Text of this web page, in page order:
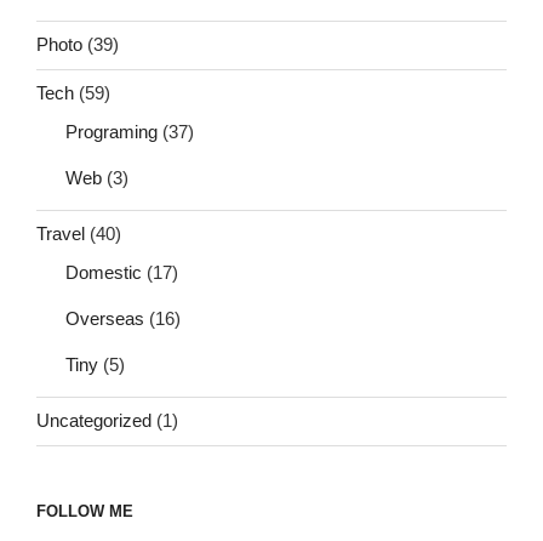
Photo (39)
Tech (59)
Programing (37)
Web (3)
Travel (40)
Domestic (17)
Overseas (16)
Tiny (5)
Uncategorized (1)
FOLLOW ME